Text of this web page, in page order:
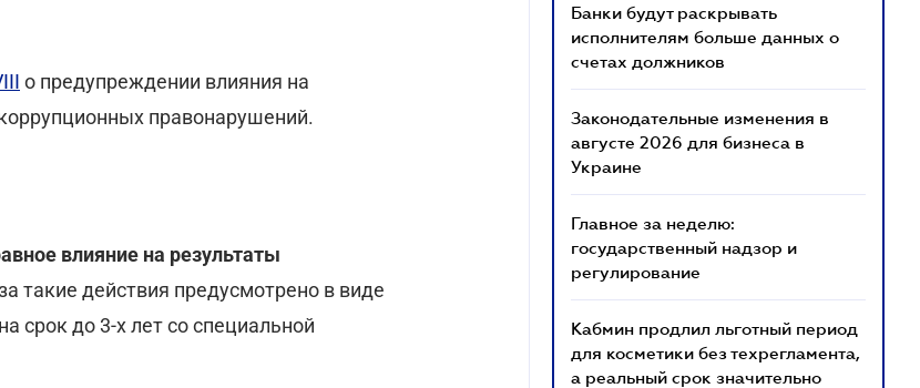
о предупреждении влияния на
правонарушений.
влияние на результаты
такие действия предусмотрено в виде
срок до 3-х лет со специальной
Банки будут раскрывать
исполнителям больше данных о
счетах должников
Законодательные изменения в
августе 2026 для бизнеса в
Украине
Главное за неделю:
государственный надзор и
регулирование
Кабмин продлил льготный период
для косметики без техрегламента,
а реальный срок значительно